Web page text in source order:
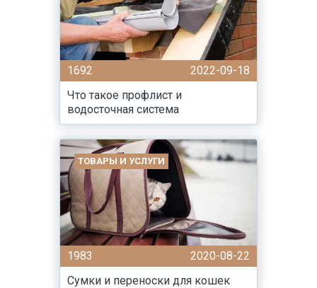
1692
2022-09-18
Что такое профлист и
водосточная система
ТОВАРЫ И УСЛУГИ
1983
2020-08-22
Сумки и переноски для кошек